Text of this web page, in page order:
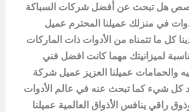
هل تبحث عن أفضل شركات السباكة
في منزلك عميلنا المحترم عميل
كل ما تتمناه من الأدوات ذات الماركات
لميزانيتك مهما كانت افضل فني
والحمامات عميلنا العزيز عميل شركة
كل شيء كما تبحث عنه في عالم الأدوات
راقي ينافس الأذواق العالمية عميلنا